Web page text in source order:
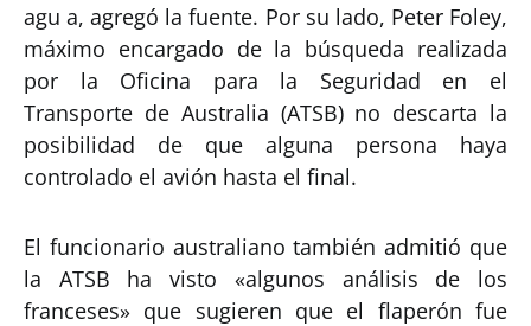
agu a, agregó la fuente. Por su lado, Peter Foley,
máximo encargado de la búsqueda realizada
por la Oficina para la Seguridad en el
Transporte de Australia (ATSB) no descarta la
posibilidad de que alguna persona haya
controlado el avión hasta el final.
El funcionario australiano también admitió que
la ATSB ha visto «algunos análisis de los
franceses» que sugieren que el flaperón fue